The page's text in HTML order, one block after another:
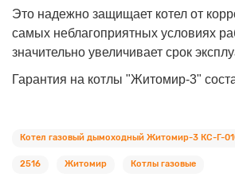
Это надежно защищает котел от
самых неблагоприятных условиях
значительно увеличивает срок
Гарантия на котлы "Житомир-3"
Котел газовый дымоходный Житомир-3 КС-Г-
2516 Житомир Котлы газовые